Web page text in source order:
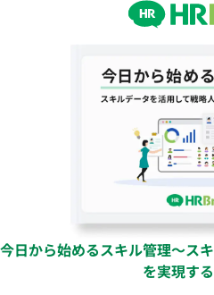
今日から始めるスキル管理〜ス
を実現す